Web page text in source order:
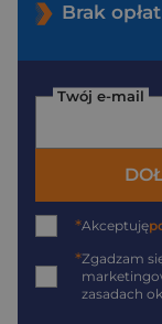
Brak
Twój e-mail
*Akceptuję
*Zgadzam
zasadach